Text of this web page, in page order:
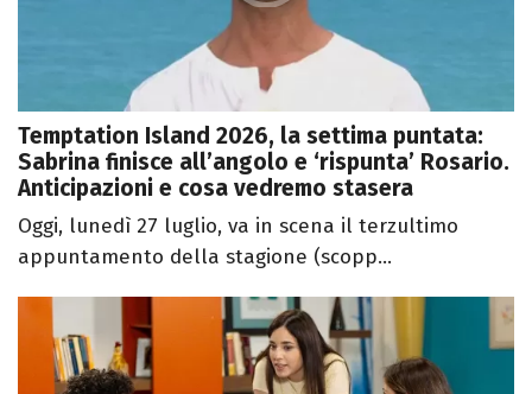
Temptation Island 2026, la settima puntata:
Sabrina finisce all’angolo e ‘rispunta’ Rosario.
Anticipazioni e cosa vedremo stasera
Oggi, lunedì 27 luglio, va in scena il terzultimo
appuntamento della stagione (scopp...